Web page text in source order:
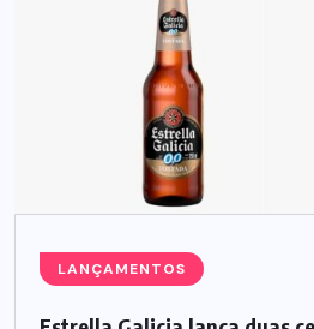
LANÇAMENTOS